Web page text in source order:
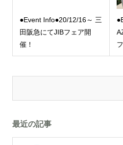
●Event Info●20/12/16～ 三
田阪急にてJIBフェア開
催！
最近の記事